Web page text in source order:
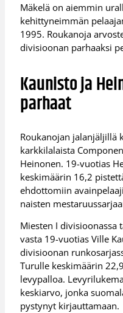
Mäkelä on aiemmin
kehittyneimmän
1995. Roukanoja
divisioonan parhaaksi
Kaunisto ja
parhaat
Roukanojan jalanjäljillä
karkkilalaista
Heinonen. 19-vuotias
keskimäärin 16,2
ehdottomiin
naisten
Miesten I
vasta 19-vuotias Ville
divisioonan
Turulle keskimäärin
levypalloa.
keskiarvo, jonka
pystynyt kirjauttamaan.